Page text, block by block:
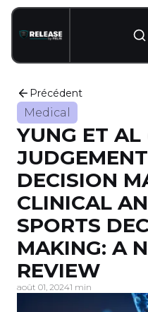
Précédent
Medical
YUNG ET
DECISION
CLINICAL
SPORTS
MAKING: A
REVIEW
août 01, 20241 min